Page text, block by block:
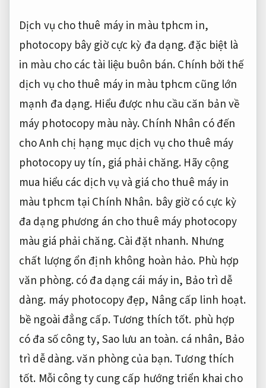
Dịch vụ cho thuê máy in màu tphcm in,
photocopy bây giờ cực kỳ đa dạng. đặc biệt là
in màu cho các tài liệu buôn bán. Chính bởi thế
dịch vụ cho thuê máy in màu tphcm cũng lớn
mạnh đa dạng. Hiểu được nhu cầu căn bản về
máy photocopy màu này. Chính Nhân có đến
cho Anh chị hạng mục dịch vụ cho thuê máy
photocopy uy tín, giá phải chăng. Hãy cộng
mua hiểu các dịch vụ và giá cho thuê máy in
màu tphcm tại Chính Nhân. bây giờ có cực kỳ
đa dạng phương án cho thuê máy photocopy
màu giá phải chăng.Cài đặt nhanh. Nhưng
chất lượng ổn định không hoàn hảo. Phù hợp
văn phòng.có đa dạng cái máy in, Bảo trì dễ
dàng. máy photocopy đẹp, Nâng cấp linh hoạt.
bề ngoài đẳng cấp.Tương thích tốt. phù hợp
có đa số công ty,Sao lưu an toàn. cá nhân, Bảo
trì dễ dàng.văn phòng của bạn.Tương thích
tốt. Mỗi công ty cung cấp hướng triển khai cho